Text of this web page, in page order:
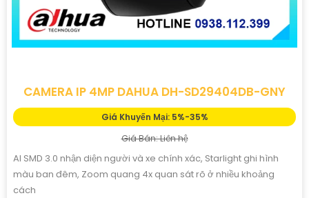
CAMERA IP 4MP DAHUA DH-SD29404DB-GNY
Giá Khuyến Mại: 5%-35%
Giá Bán: Liên hệ
AI SMD 3.0 nhận diện người và xe chính xác, Starlight ghi hình
màu ban đêm, Zoom quang 4x quan sát rõ ở nhiều khoảng
cách